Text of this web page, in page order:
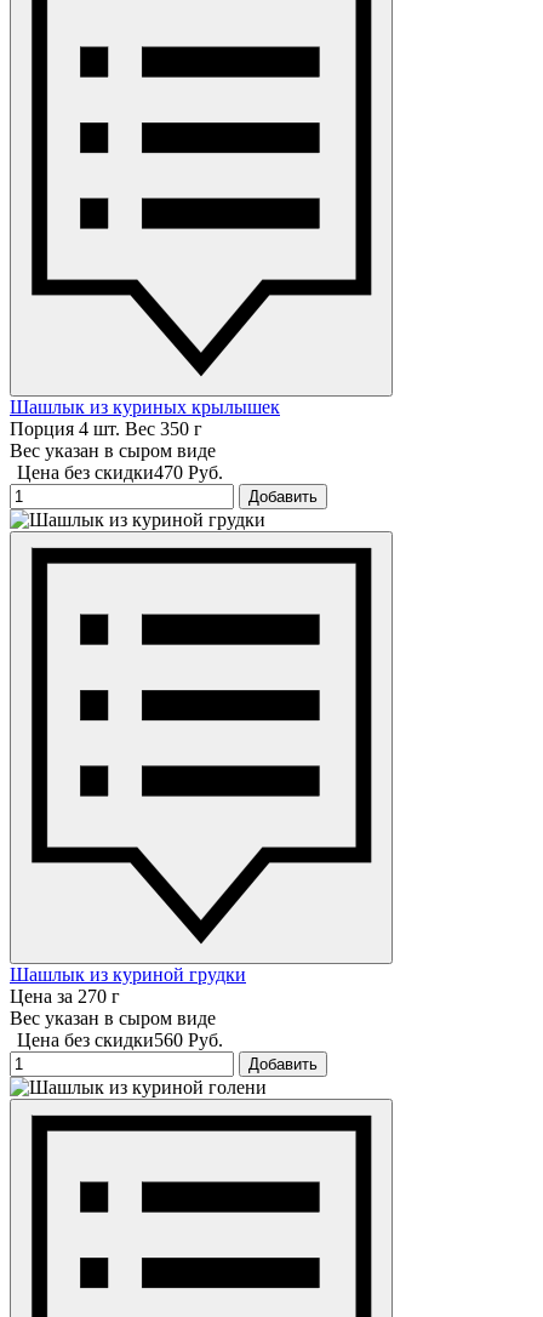
Шашлык из куриных крылышек
Порция 4 шт. Вес 350 г
Вес указан в сыром виде
Цена без скидки470 Руб.
Добавить
Шашлык из куриной грудки
Цена за 270 г
Вес указан в сыром виде
Цена без скидки560 Руб.
Добавить